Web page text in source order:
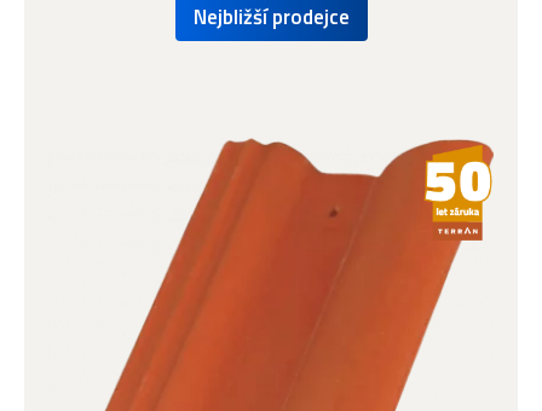
Nejbližší prodejce